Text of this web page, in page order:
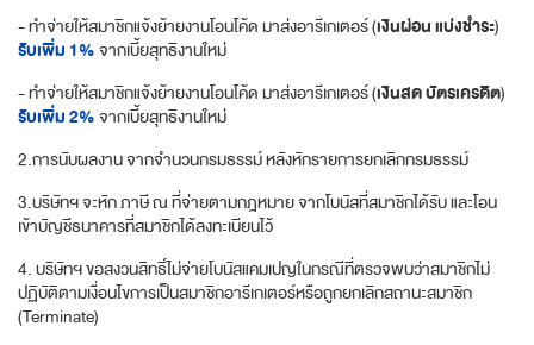
- ทำจ่ายให้สมาชิกแจ้งย้ายงานโอนโค้ด มาส่งอารีเกเตอร์ (เงินผ่อน แบ่งชำระ)
รับเพิ่ม 1%จากเบี้ยสุทธิงานใหม่
- ทำจ่ายให้สมาชิกแจ้งย้ายงานโอนโค้ด มาส่งอารีเกเตอร์ (เงินสด บัตรเครดิต)
รับเพิ่ม 2%จากเบี้ยสุทธิงานใหม่
2.การนับผลงาน จากจำนวนกรมธรรม์ หลังหักรายการยกเลิกกรมธรรม์
3.บริษัทฯ จะหัก ภาษี ณ ที่จ่ายตามกฎหมาย จากโบนัสที่สมาชิกได้รับ และโอน
เข้าบัญชีธนาคารที่สมาชิกได้ลงทะเบียนไว้
4. บริษัทฯ ขอสงวนสิทธิ์ไม่จ่ายโบนัสแคมเปญในกรณีที่ตรวจพบว่าสมาชิกไม่
ปฏิบัติตามเงื่อนไขการเป็นสมาชิกอารีเกเตอร์หรือถูกยกเลิกสถานะสมาชิก
(Terminate)